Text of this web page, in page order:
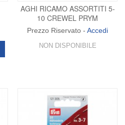
AGHI RICAMO ASSORTITI 5-
10 CREWEL PRYM
Prezzo Riservato -Accedi
NON DISPONIBILE